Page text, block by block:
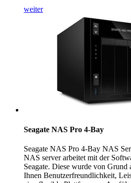
weiter
Seagate NAS Pro 4-Bay
Seagate NAS Pro 4-Bay NAS
NAS server arbeitet mit der
Seagate. Diese wurde von Grund
Ihnen Benutzerfreundlichkeit,